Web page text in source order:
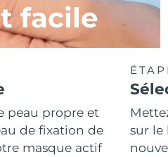
facile
peau propre et
de fixation de
masque actif
sur le